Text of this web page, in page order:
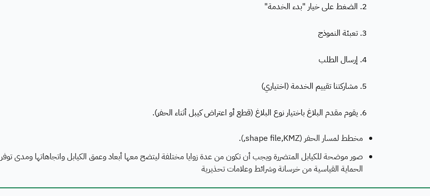
2. الضغط على خيار "بدء الخدمة"
3. تعبئة النموذج
4. إرسال الطلب
5. مشاركتنا تقييم الخدمة (اختياري)
6. يقوم مقدم البلاغ باختيار نوع البلاغ (قطع أو اعتراض كيبل أثناء الحفر).
مخطط لمسار الحفر (shape file,KMZ,).
صور موضحة للكيابل المتضررة ويجب أن تكون من عدة زوايا مختلفة ليتضح معها أبعاد وعمق الكيابل واتجاهاتها ومدى توفر
الحماية القياسية من خرسانة وشرائط وعلامات تحذيرية